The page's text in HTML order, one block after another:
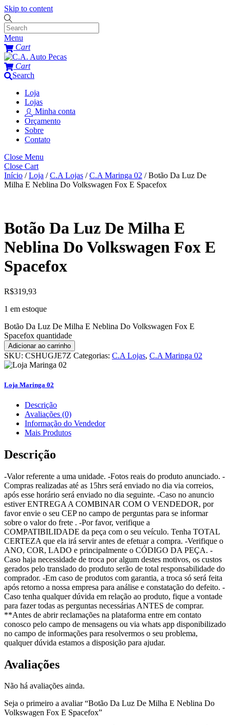
Skip to content
Menu
Cart
Cart
Search
Loja
Lojas
Minha conta
Orçamento
Sobre
Contato
Close Menu
Close Cart
Início /Loja /C.A Lojas /C.A Maringa 02 / Botão Da Luz De
Milha E Neblina Do Volkswagen Fox E Spacefox
Botão Da Luz De Milha E
Neblina Do Volkswagen Fox E
Spacefox
R$319,93
1 em estoque
Botão Da Luz De Milha E Neblina Do Volkswagen Fox E
Spacefox quantidade
Adicionar ao carrinho
SKU: CSHUGJE7Z Categorias: C.A Lojas, C.A Maringa 02
Loja Maringa 02
Descrição
Avaliações (0)
Informação do Vendedor
Mais Produtos
Descrição
-Valor referente a uma unidade. -Fotos reais do produto anunciado. -
Compras realizadas até as 15hrs será enviado no dia via correios,
após esse horário será enviado no dia seguinte. -Caso no anuncio
estiver ENTREGA A COMBINAR COM O VENDEDOR, por
favor envie o seu CEP no campo de perguntas para se informar
sobre o valor do frete . -Por favor, verifique a
COMPATIBILIDADE da peça com o seu veículo. Tenha TOTAL
CERTEZA que ela irá servir antes de efetuar a compra. -Verifique o
ANO, COR, LADO e principalmente o CÓDIGO DA PEÇA. -
Caso haja necessidade de troca por algum destes motivos, os custos
gerados pelo translado do produto serão de total responsabilidade do
comprador. -Em caso de produtos com garantia, a troca só será feita
após retorno a nossa empresa para análise e constatação do defeito. -
Caso tenha qualquer dúvida em relação ao produto, fique a vontade
para fazer todas as perguntas necessárias ANTES de comprar.
**Antes de abrir reclamações na plataforma entre em contato
conosco pelo campo de mensagens ou via whats app disponibilizado
no campo de informações para resolvermos o seu problema,
qualquer dúvida estamos a disposição para ajudar.
Avaliações
Não há avaliações ainda.
Seja o primeiro a avaliar “Botão Da Luz De Milha E Neblina Do
Volkswagen Fox E Spacefox”